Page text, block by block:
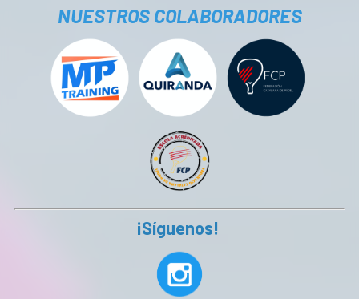
NUESTROS COLABORADORES
¡Síguenos!